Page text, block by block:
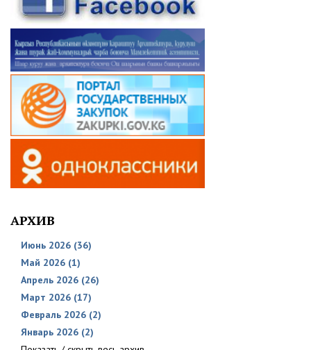
АРХИВ
Июнь 2026 (36)
Май 2026 (1)
Апрель 2026 (26)
Март 2026 (17)
Февраль 2026 (2)
Январь 2026 (2)